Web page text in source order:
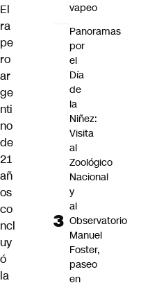
El
ra
pe
ro
ar
ge
nti
no
de
21
añ
os
co
ncl
uy
ó
la
vapeo
Panoramas
por
el
Día
de
la
Niñez:
Visita
al
Zoológico
Nacional
y
al
Observatorio
Manuel
Foster,
paseo
en